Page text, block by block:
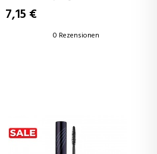
7,15 €
0 Rezensionen